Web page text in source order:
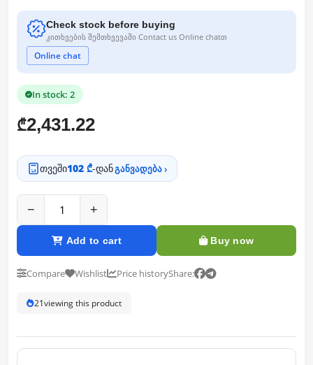
Check stock before buying
კითხვების შემთხვევაში Contact us Online chatთ
Online chat
In stock: 2
₾2,431.22
თვეში102 ₾-დანგანვადება ›
− +
Add to cart Buy now
Compare Wishlist Price historyShare:
21viewing this product